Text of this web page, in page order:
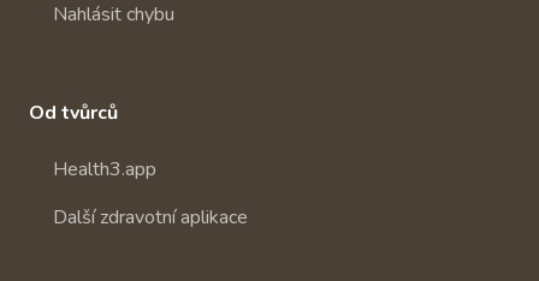
Nahlásit chybu
Od tvůrců
Health3.app
Další zdravotní aplikace